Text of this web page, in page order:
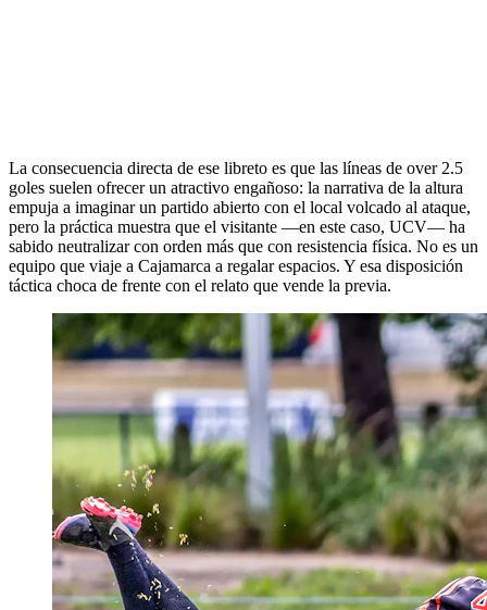
La consecuencia directa de ese libreto es que las líneas de over 2.5
goles suelen ofrecer un atractivo engañoso: la narrativa de la altura
empuja a imaginar un partido abierto con el local volcado al ataque,
pero la práctica muestra que el visitante —en este caso, UCV— ha
sabido neutralizar con orden más que con resistencia física. No es un
equipo que viaje a Cajamarca a regalar espacios. Y esa disposición
táctica choca de frente con el relato que vende la previa.